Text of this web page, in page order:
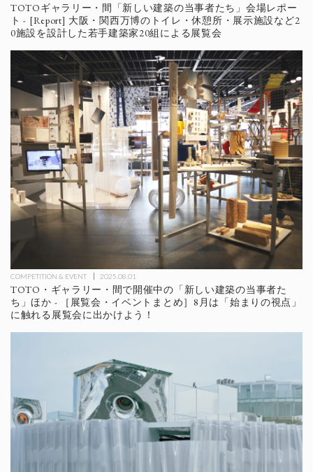
TOTOギャラリー・間「新しい建築の当事者たち」会場レポー
ト - [Report] 大阪・関西万博のトイレ・休憩所・展示施設など2
0施設を設計した若手建築家20組による展覧会
COMPETITION & EVENT 2025.08.01
TOTO・ギャラリー・間で開催中の「新しい建築の当事者た
ち」ほか - ［展覧会・イベントまとめ］8月は「始まりの視点」
に触れる展覧会に出かけよう！